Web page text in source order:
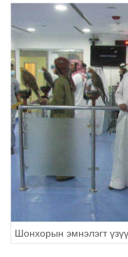
Шонхорын эмнэлэгт